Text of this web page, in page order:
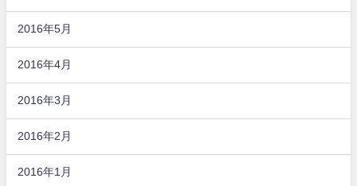
2016年5月
2016年4月
2016年3月
2016年2月
2016年1月